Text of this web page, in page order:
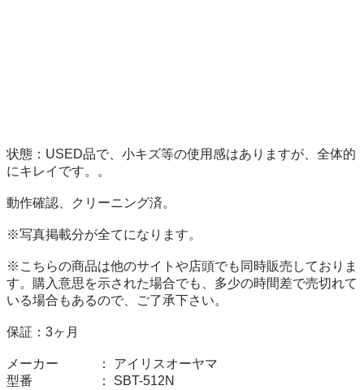
状態：USED品で、小キズ等の使用感はありますが、全体的
にキレイです。。
動作確認、クリーニング済。
※写真掲載分が全てになります。
※こちらの商品は他のサイトや店頭でも同時販売しておりま
す。購入意思を示された場合でも、多少の時間差で売切れて
いる場合もあるので、ご了承下さい。
保証：3ヶ月
メーカー　　　： アイリスオーヤマ
型番　　　　　： SBT-512N